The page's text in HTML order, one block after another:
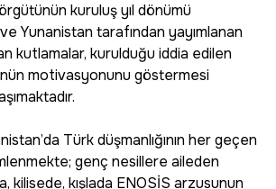
kuruluş yıl dönümü
Yunanistan tarafından yayımlanan
kutlamalar, kurulduğu iddia edilen
motivasyonunu göstermesi
Türk düşmanlığının her geçen
genç nesillere aileden
kilisede, kışlada ENOSİS arzusunun